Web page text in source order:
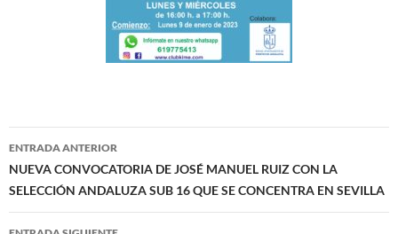
Navegación
de
entradas
ENTRADA ANTERIOR
NUEVA CONVOCATORIA DE JOSÉ MANUEL RUIZ CON LA
SELECCIÓN ANDALUZA SUB 16 QUE SE CONCENTRA EN SEVILLA